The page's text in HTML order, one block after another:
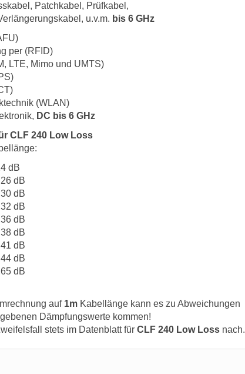
Patchkabel, Prüfkabel,
u.v.m. bis 6 GHz
per (RFID)
LTE, Mimo und UMTS)
(WLAN)
DC bis 6 GHz
CLF 240 Low Loss
dB
dB
dB
dB
dB
dB
dB
dB
dB
auf 1m Kabellänge kann es zu Abweichungen
Dämpfungswerte kommen!
stets im Datenblatt für CLF 240 Low Loss nach.